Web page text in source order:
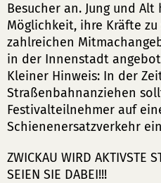
Besucher an. Jung und
Möglichkeit, ihre Kräfte
zahlreichen
in der Innenstadt
Kleiner Hinweis: In der
Straßenbahnanziehen
Festivalteilnehmer auf
Schienenersatzverkehr
ZWICKAU WIRD AKTIVSTE
SEIEN SIE DABEI!!!